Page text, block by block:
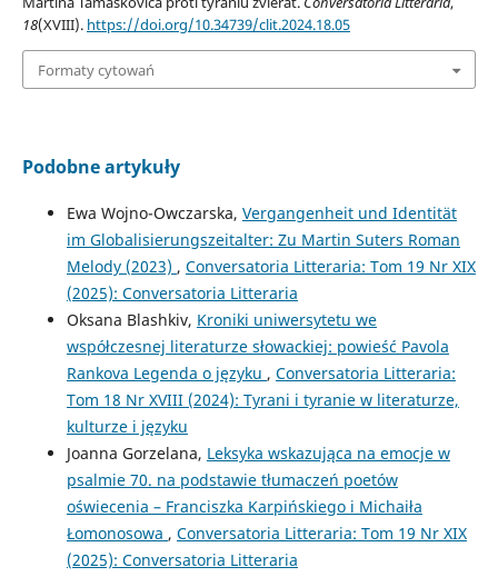
18(XVIII). https://doi.org/10.34739/clit.2024.18.05
Formaty cytowań
Podobne artykuły
Ewa Wojno-Owczarska, Vergangenheit und Identität
im Globalisierungszeitalter: Zu Martin Suters Roman
Melody (2023) , Conversatoria Litteraria: Tom 19 Nr XIX
(2025): Conversatoria Litteraria
Oksana Blashkiv, Kroniki uniwersytetu we
współczesnej literaturze słowackiej: powieść Pavola
Rankova Legenda o języku , Conversatoria Litteraria:
Tom 18 Nr XVIII (2024): Tyrani i tyranie w literaturze,
kulturze i języku
Joanna Gorzelana, Leksyka wskazująca na emocje w
psalmie 70. na podstawie tłumaczeń poetów
oświecenia – Franciszka Karpińskiego i Michaiła
Łomonosowa , Conversatoria Litteraria: Tom 19 Nr XIX
(2025): Conversatoria Litteraria